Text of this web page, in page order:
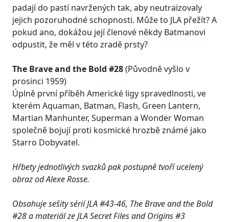
padají do pastí navržených tak, aby neutraizovaly
jejich pozoruhodné schopnosti. Může to JLA přežít? A
pokud ano, dokážou její členové někdy Batmanovi
odpustit, že měl v této zradě prsty?
The Brave and the Bold #28(Původně vyšlo v
prosinci 1959)
Úplně první příběh Americké ligy spravedlnosti, ve
kterém Aquaman, Batman, Flash, Green Lantern,
Martian Manhunter, Superman a Wonder Woman
společně bojují proti kosmické hrozbě známé jako
Starro Dobyvatel.
Hřbety jednotlivých svazků pak postupně tvoří ucelený
obraz od Alexe Rosse.
Obsahuje sešity sérií JLA #43-46, The Brave and the Bold
#28 a materiál ze JLA Secret Files and Origins #3